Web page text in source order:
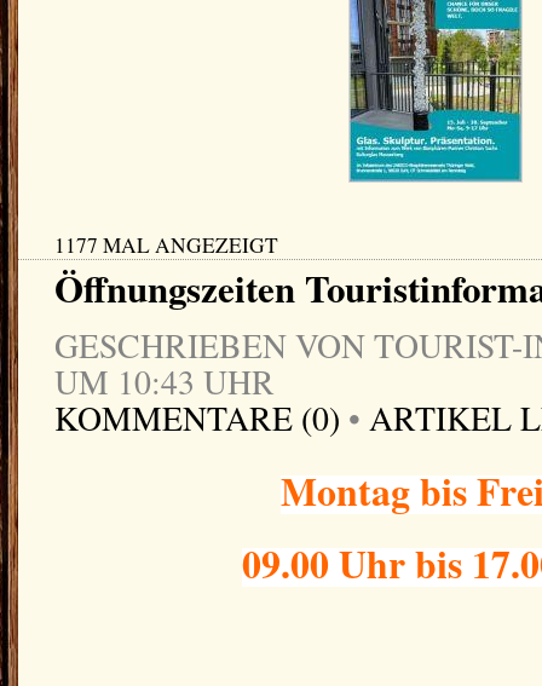
1177 MAL ANGEZEIGT
Öffnungszeiten
GESCHRIEBEN VON TOURIST-
UM 10:43 UHR
KOMMENTARE (0) • ARTIKEL
Montag bis
09.00 Uhr bis